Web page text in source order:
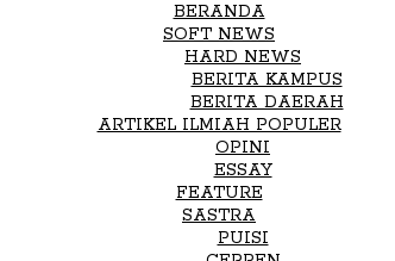
BERANDA
SOFT NEWS
HARD NEWS
BERITA KAMPUS
BERITA DAERAH
ARTIKEL ILMIAH POPULER
OPINI
ESSAY
FEATURE
SASTRA
PUISI